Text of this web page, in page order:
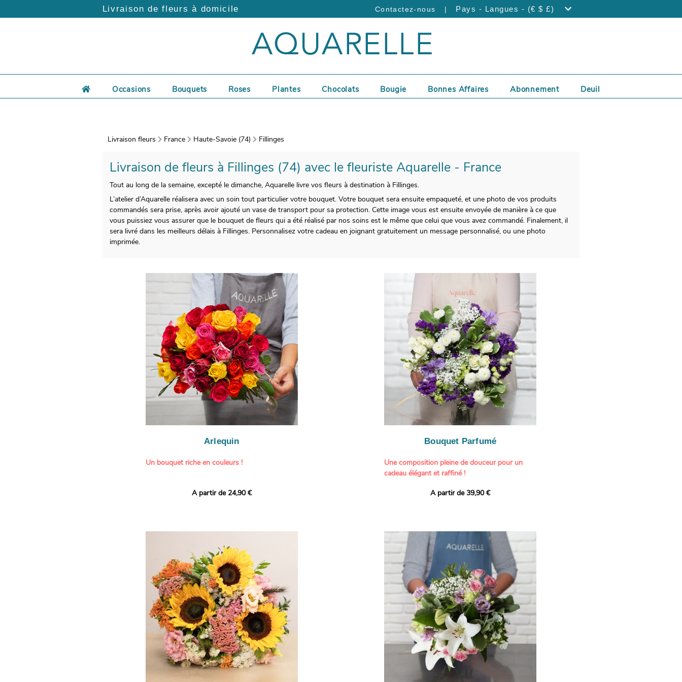
Livraison de fleurs à domicile Contactez-nous | Pays - Langues - (€ $ £)
Occasions Bouquets Roses Plantes Chocolats Bougie Bonnes Affaires Abonnement Deuil
Livraison fleurs France Haute-Savoie (74) Fillinges
Livraison de fleurs à Fillinges (74) avec le fleuriste Aquarelle - France
Tout au long de la semaine, excepté le dimanche, Aquarelle livre vos fleurs à destination à Fillinges.
L’atelier d’Aquarelle réalisera avec un soin tout particulier votre bouquet. Votre bouquet sera ensuite empaqueté, et une photo de vos produits
commandés sera prise, après avoir ajouté un vase de transport pour sa protection. Cette image vous est ensuite envoyée de manière à ce que
vous puissiez vous assurer que le bouquet de fleurs qui a été réalisé par nos soins est le même que celui que vous avez commandé. Finalement, il
sera livré dans les meilleurs délais à Fillinges. Personnalisez votre cadeau en joignant gratuitement un message personnalisé, ou une photo
imprimée.
Arlequin
Un bouquet riche en couleurs !
vives pour un effet vitaminé garanti. Un
'Tropical Amazone' et 'Wild Calypso', connues
pour leur tenue en vase, leurs teintes
incroyables et le parfait épanouissement de
leurs boutons.
Une explosion de couleurs dans un bouquet de
roses fraîches !
Il contient :
- Un mélange harmonieux de roses roses,
rouges, jaunes et orange
- Quelques feuillages pour structurer
À offrir pour :
A partir de 24,90 €
Bouquet Parfumé
Une composition pleine de douceur pour un
cadeau élégant et raffiné !
Offrez un bouquet délicat et généreux, imaginé
création une touche de pureté et de
romantisme, tandis que les giroflées dévoilent
un parfum délicat et une allure naturellement
poétique. Le gypsophile, léger et aérien, vient
envelopper l’ensemble de douceur, pendant que
les lisianthus ajoutent une note d’élégance et de
raffinement à cette harmonie florale.
Chaque tige a été sélectionnée avec soin pour
composer un bouquet lumineux, plein de
charme et de délicatesse. Avec son bel équilibre
entre volume, finesse et parfum, cette création
florale est idéale pour célébrer les plus beaux
moments de vie avec grâce et émotion.
A partir de 39,90 €